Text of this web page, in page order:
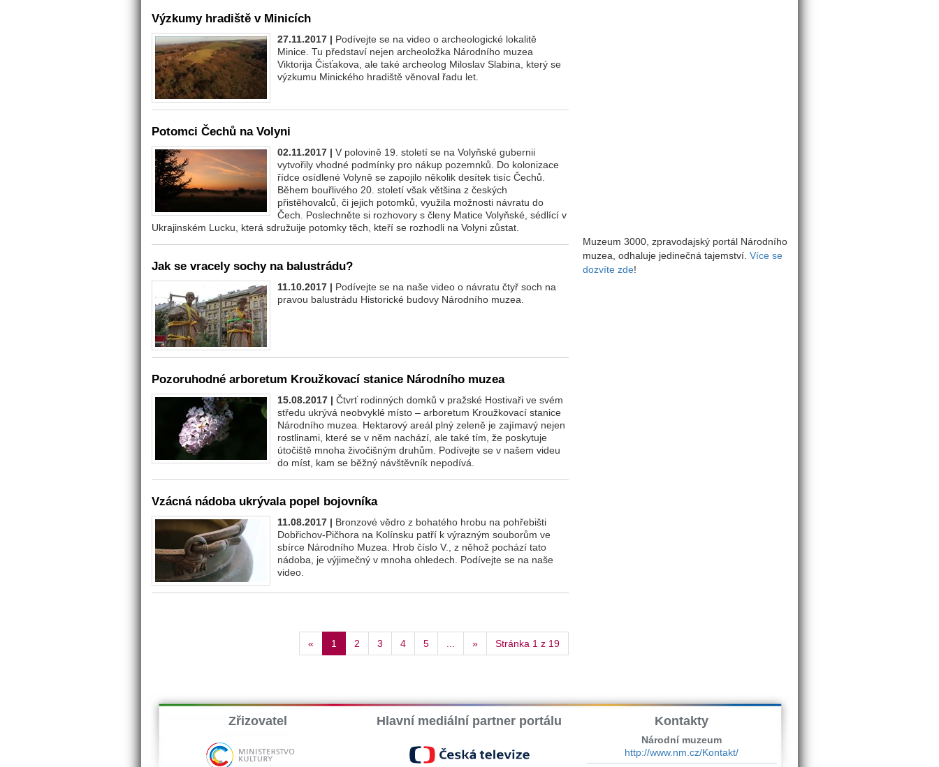
Výzkumy hradiště v Minicích
27.11.2017 | Podívejte se na video o archeologické lokalitě
Minice. Tu představí nejen archeoložka Národního muzea
Viktorija Čisťakova, ale také archeolog Miloslav Slabina, který se
výzkumu Minického hradiště věnoval řadu let.
Potomci Čechů na Volyni
02.11.2017 | V polovině 19. století se na Volyňské gubernii
vytvořily vhodné podmínky pro nákup pozemnků. Do kolonizace
řídce osídlené Volyně se zapojilo několik desítek tisíc Čechů.
Během bouřlivého 20. století však většina z českých
přistěhovalců, či jejich potomků, využila možnosti návratu do
Čech. Poslechněte si rozhovory s členy Matice Volyňské, sédlící v
Ukrajinském Lucku, která sdružuije potomky těch, kteří se rozhodli na Volyni zůstat.
Jak se vracely sochy na balustrádu?
11.10.2017 | Podívejte se na naše video o návratu čtyř soch na
pravou balustrádu Historické budovy Národního muzea.
Pozoruhodné arboretum Kroužkovací stanice Národního muzea
15.08.2017 | Čtvrť rodinných domků v pražské Hostivaři ve svém
středu ukrývá neobvyklé místo – arboretum Kroužkovací stanice
Národního muzea. Hektarový areál plný zeleně je zajímavý nejen
rostlinami, které se v něm nachází, ale také tím, že poskytuje
útočiště mnoha živočišným druhům. Podívejte se v našem videu
do míst, kam se běžný návštěvník nepodívá.
Vzácná nádoba ukrývala popel bojovníka
11.08.2017 | Bronzové vědro z bohatého hrobu na pohřebišti
Dobřichov-Pičhora na Kolínsku patří k výrazným souborům ve
sbírce Národního Muzea. Hrob číslo V., z něhož pochází tato
nádoba, je výjimečný v mnoha ohledech. Podívejte se na naše
video.
« 1 2 3 4 5 » Stránka 1 z 19
Muzeum 3000, zpravodajský portál Národního
muzea, odhaluje jedinečná tajemství. Více se
dozvíte zde!
Zřizovatel Hlavní mediální partner portálu Kontakty
Národní muzeum
http://www.nm.cz/Kontakt/